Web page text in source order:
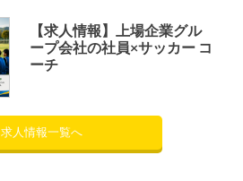
【求人情報】上場企業グル
ープ会社の社員×サッカー コ
ーチ
求人情報一覧へ